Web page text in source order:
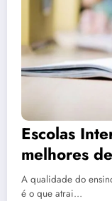
Escolas
melhores
A qualidade do
é o que atrai…